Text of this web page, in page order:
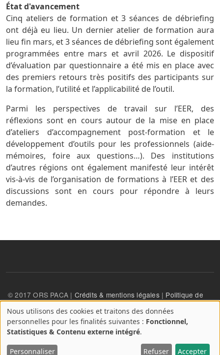
État d'avancement
Cinq ateliers de formation et 3 séances de débriefing
ont déjà eu lieu. Un dernier atelier de formation aura
lieu fin mars, et 3 séances de débriefing sont également
programmées entre mars et avril 2026. Le dispositif
d’évaluation par questionnaire a été mis en place avec
des premiers retours très positifs des participants sur
la formation, l’utilité et l’applicabilité de l’outil.
Parmi les perspectives de travail sur l’EER, des
réflexions sont en cours autour de la mise en place
d’ateliers d’accompagnement post-formation et le
développement d’outils pour les professionnels (aide-
mémoires, foire aux questions…). Des institutions
d’autres régions ont également manifesté leur intérêt
vis-à-vis de l’organisation de formations à l’EER et des
discussions sont en cours pour répondre à leurs
demandes.
© 2017 ORS PACA | Crédits & mentions légales| Politique de
confidentialité
User account menu
Se connecter
A
propos
cookies
Nous utilisons des cookies et traitons des données
personnelles pour les finalités suivantes : Fonctionnel,
Statistiques & Contenu externe intégré.
Personnaliser Refuser Accepter